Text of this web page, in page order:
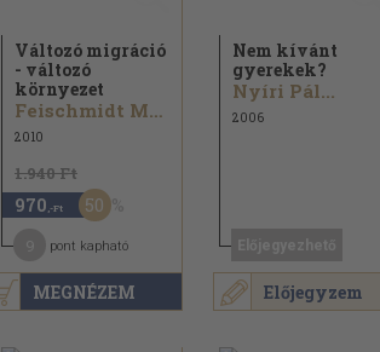
MEGNÉZEM
Változó migráció
- változó
környezet
Feischmidt Margit...
2010
1.940 Ft
970 ,-Ft 50
pont kapható
Előjegyzem
Nem kívánt
gyerekek?
Nyíri Pál...
2006